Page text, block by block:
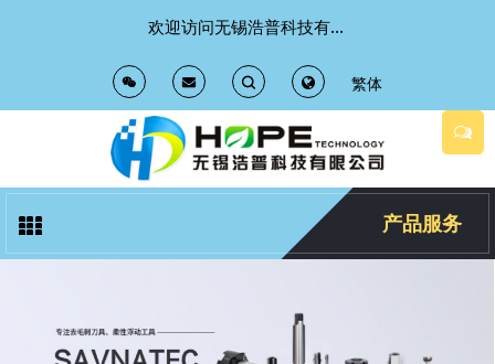
欢迎访问无锡浩普科技有限公司 官方网站
T
o
g
g
T
o
g
g
繁体
产品服务